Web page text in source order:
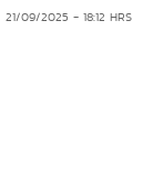
21/09/2025 - 18:12 HRS